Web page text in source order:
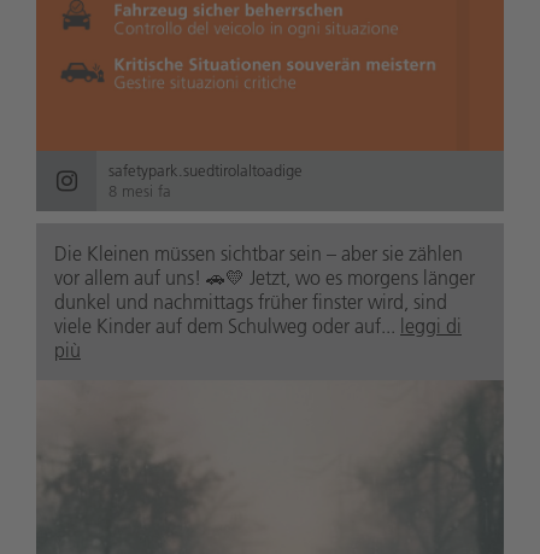
safetypark.suedtirolaltoadige
8 mesi fa
Die Kleinen müssen sichtbar sein – aber sie zählen
vor allem auf uns! 🚗💛 Jetzt, wo es morgens länger
dunkel und nachmittags früher finster wird, sind
viele Kinder auf dem Schulweg oder auf... leggi di
più